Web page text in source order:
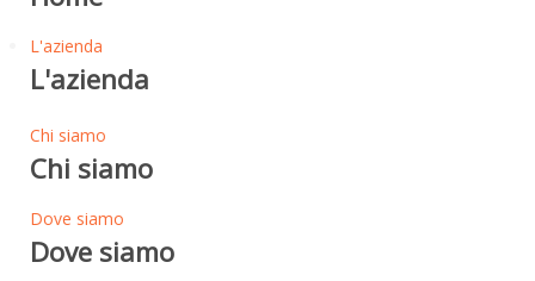
L'azienda
L'azienda
Chi siamo
Chi siamo
Dove siamo
Dove siamo